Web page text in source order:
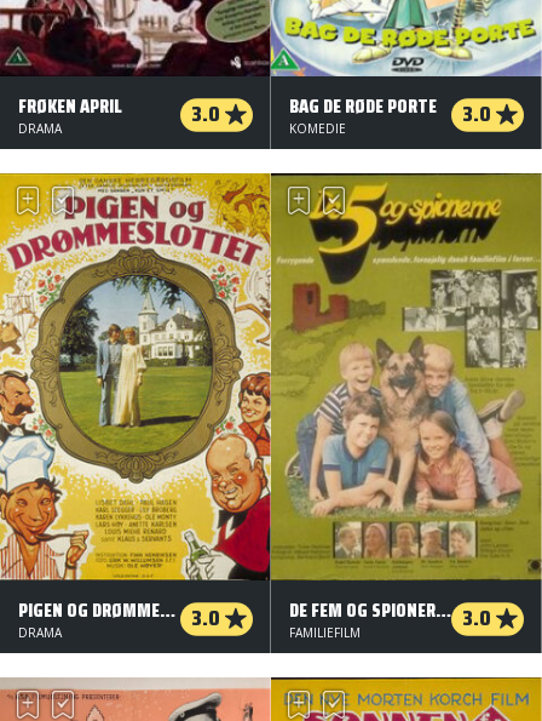
FRØKEN APRIL 3.0
DRAMA
BAG DE RØDE PORTE 3.0
KOMEDIE
PIGEN OG DRØMMESLOTTET 3.0
DRAMA
DE FEM OG SPIONERNE 3.0
FAMILIEFILM